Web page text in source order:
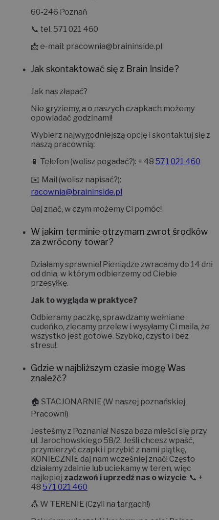
60-246 Poznań
📞 tel. 571 021 460
📩 e-mail: pracownia@braininside.pl
Jak skontaktować się z Brain Inside?
Jak nas złapać?
Nie gryziemy, a o naszych czapkach możemy
opowiadać godzinami!
Wybierz najwygodniejszą opcję i skontaktuj się z
naszą pracownią:
📱 Telefon (wolisz pogadać?): + 48 571 021 460
✉️ Mail (wolisz napisać?):
racownia@braininside.pl
Daj znać, w czym możemy Ci pomóc!
W jakim terminie otrzymam zwrot środków
za zwrócony towar?
Działamy sprawnie! Pieniądze zwracamy do 14 dni
od dnia, w którym odbierzemy od Ciebie
przesyłkę.
Jak to wygląda w praktyce?
Odbieramy paczkę, sprawdzamy wełniane
cudeńko, zlecamy przelew i wysyłamy Ci maila, że
wszystko jest gotowe. Szybko, czysto i bez
stresu!.
Gdzie w najbliższym czasie mogę Was
znaleźć?
🏠 STACJONARNIE (W naszej poznańskiej
Pracowni)
Jesteśmy z Poznania! Nasza baza mieści się przy
ul. Jarochowskiego 58/2. Jeśli chcesz wpaść,
przymierzyć czapki i przybić z nami piątkę,
KONIECZNIE daj nam wcześniej znać! Często
działamy zdalnie lub uciekamy w teren, więc
najlepiej zadzwoń i uprzedź nas o wizycie: 📞 +
48 571 021 460
🎪 W TERENIE (Czyli na targach!)